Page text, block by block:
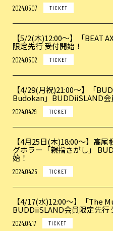
2024.05.07 TICKET
【5/2(木)12:00〜】「BEAT
限定先行 受付開始！
2024.05.02 TICKET
【4/29(月祝)21:00〜】「
Budokan」BUDDiiSLAND会
2024.04.29 TICKET
【4月25日(木)18:00〜】高
グホラー「親指さがし」
始！
2024.04.25 TICKET
【4/17(水)12:00〜】「The
BUDDiiSLAND会員限定先行
2024.04.17 TICKET